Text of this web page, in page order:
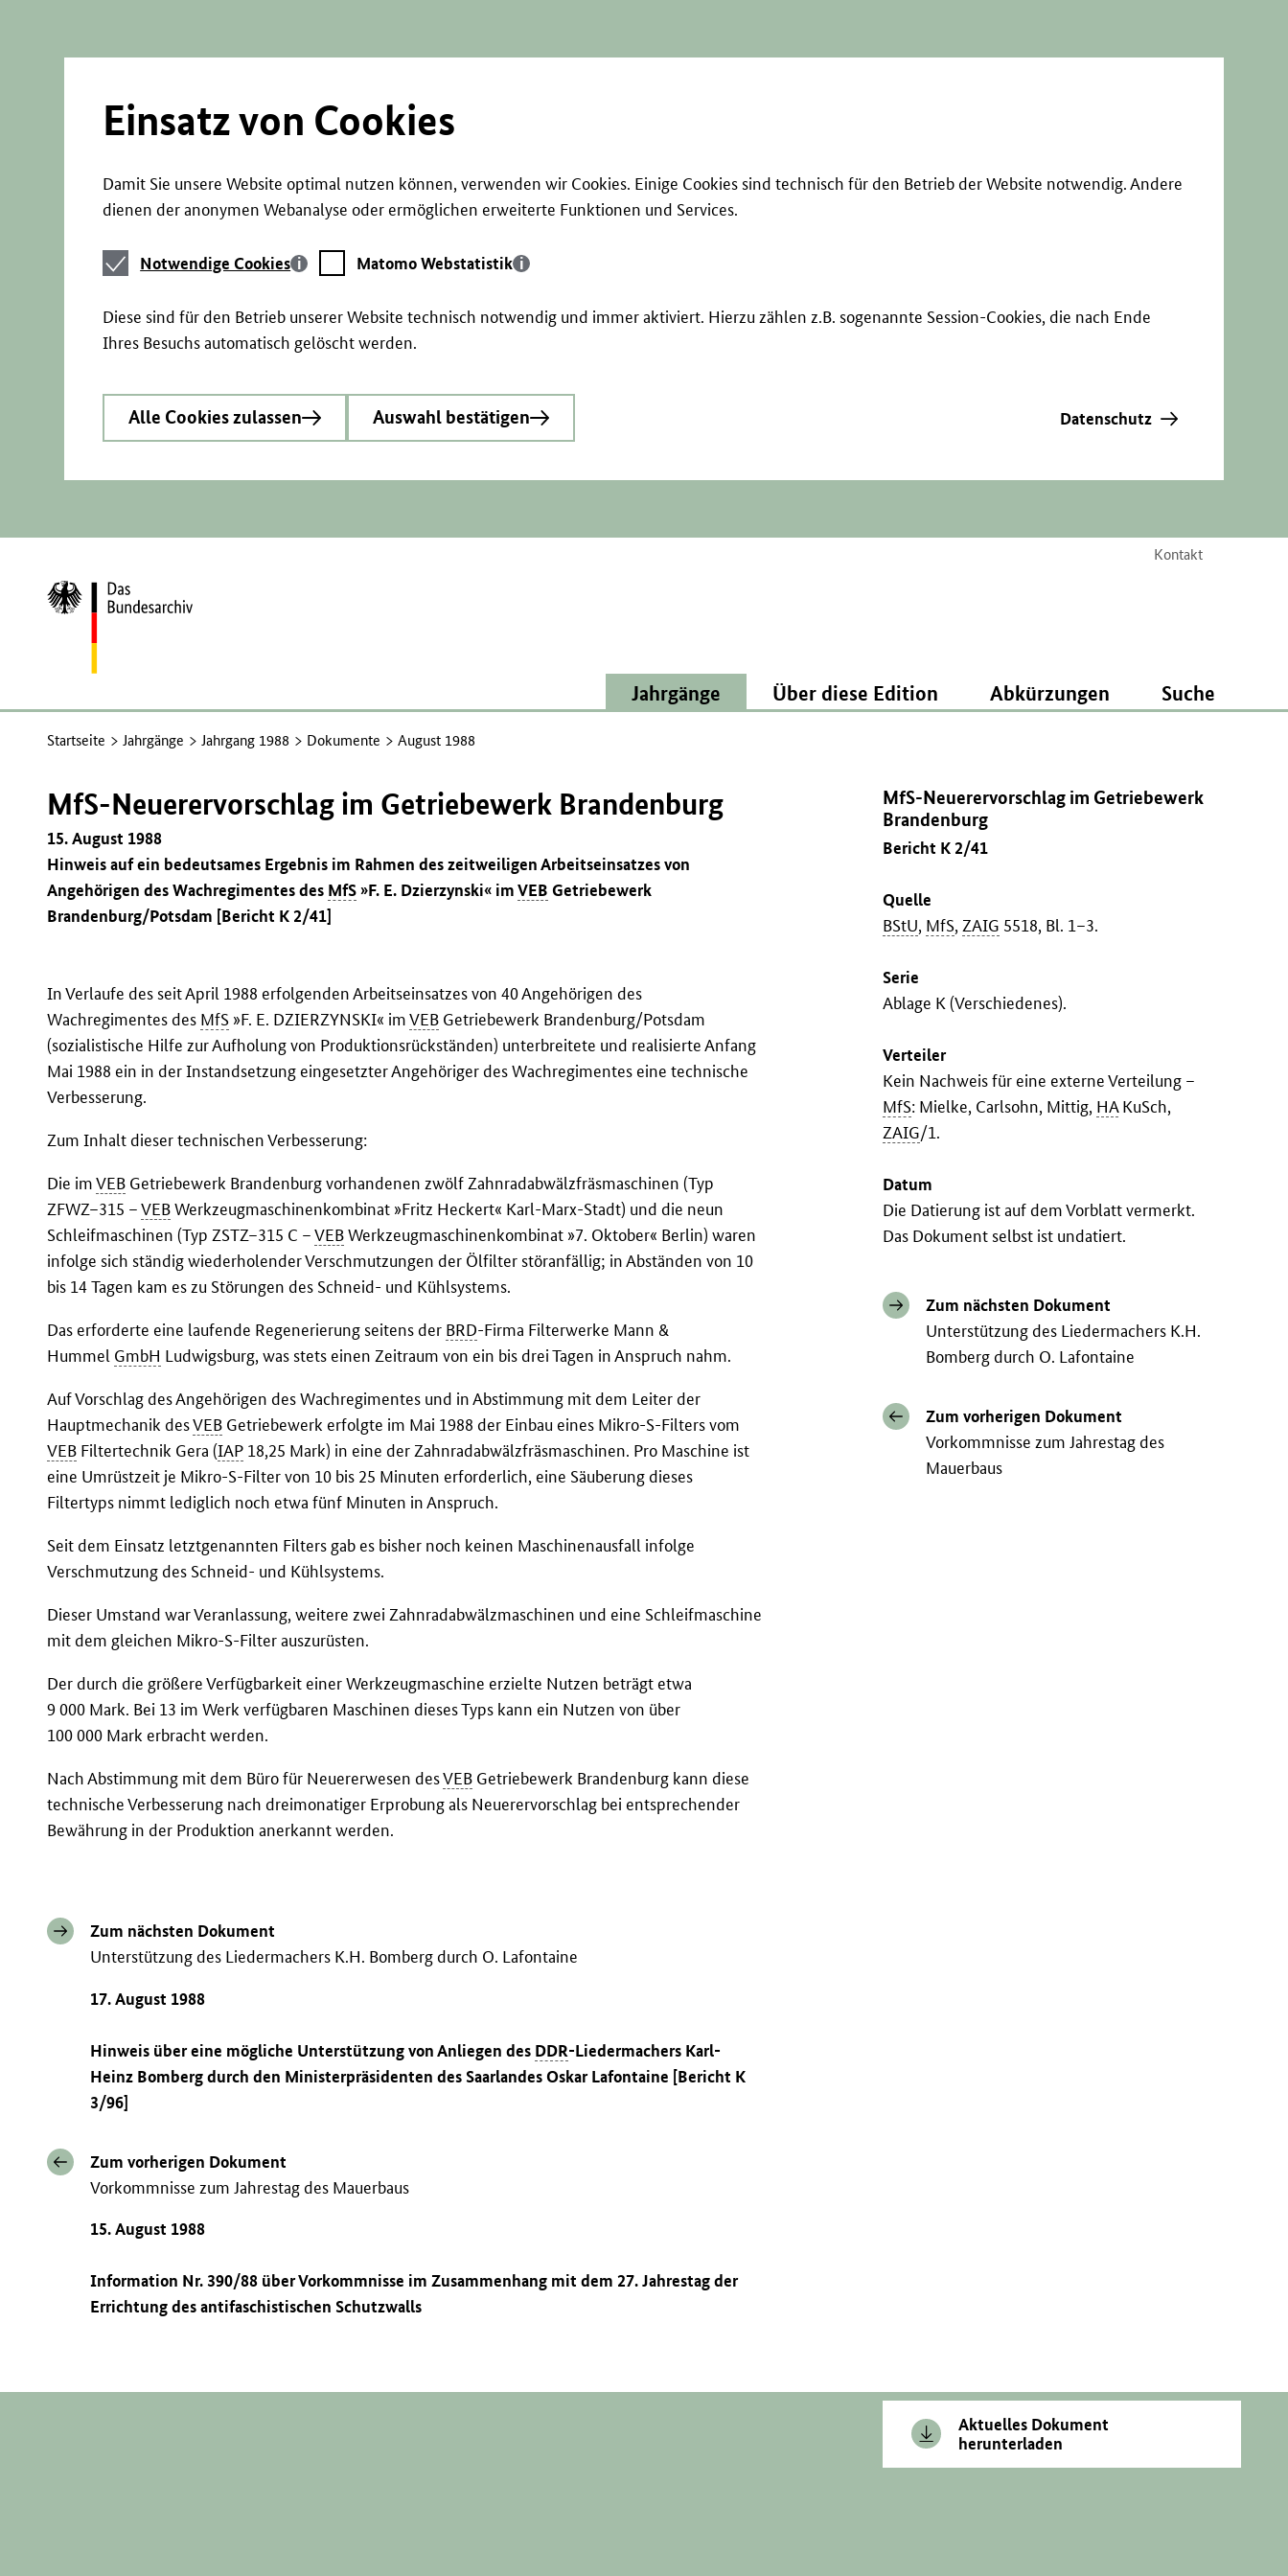
Einsatz von Cookies
Damit Sie unsere Website optimal nutzen können, verwenden wir Cookies. Einige Cookies sind technisch für den Betrieb der Website notwendig. Andere
dienen der anonymen Webanalyse oder ermöglichen erweiterte Funktionen und Services.
Notwendige
Cookies
Notwendige Cookies
Matomo
Webstatistik
Matomo Webstatistik
Diese sind für den Betrieb unserer Website technisch notwendig und immer aktiviert. Hierzu zählen z.B. sogenannte Session-Cookies, die nach Ende
Ihres Besuchs automatisch gelöscht werden.
Alle Cookies zulassen Auswahl bestätigen Datenschutz
Kontakt
Zur
Startseite
Jahrgänge Über diese Edition Abkürzungen Suche
Startseite Jahrgänge Jahrgang 1988 Dokumente August 1988
MfS-Neuerervorschlag im Getriebewerk
Brandenburg
Bericht K 2/41
Quelle
BStU, MfS,ZAIG 5518, Bl. 1–3.
Serie
Ablage K (Verschiedenes).
Verteiler
Kein Nachweis für eine externe Verteilung –
MfS: Mielke, Carlsohn, Mittig, HAKuSch,
ZAIG/1.
Datum
Die Datierung ist auf dem Vorblatt vermerkt.
Das Dokument selbst ist undatiert.
Zum nächsten Dokument
Unterstützung des Liedermachers K.H.
Bomberg durch O. Lafontaine
Zum vorherigen Dokument
Vorkommnisse zum Jahrestag des
Mauerbaus
MfS-Neuerervorschlag im Getriebewerk Brandenburg
15. August 1988
Hinweis auf ein bedeutsames Ergebnis im Rahmen des zeitweiligen Arbeitseinsatzes von
Angehörigen des Wachregimentes des MfS»F. E. Dzierzynski« imVEB Getriebewerk
Brandenburg/Potsdam [Bericht K 2/41]
In Verlaufe des seit April 1988 erfolgenden Arbeitseinsatzes von 40 Angehörigen des
Wachregimentes des MfS »F. E. DZIERZYNSKI« imVEB Getriebewerk Brandenburg/Potsdam
(sozialistische Hilfe zur Aufholung von Produktionsrückständen) unterbreitete und realisierte Anfang
Mai 1988 ein in der Instandsetzung eingesetzter Angehöriger des Wachregimentes eine technische
Verbesserung.
Zum Inhalt dieser technischen Verbesserung:
Die imVEB Getriebewerk Brandenburg vorhandenen zwölf Zahnradabwälzfräsmaschinen (Typ
ZFWZ–315 –VEBWerkzeugmaschinenkombinat »Fritz Heckert« Karl-Marx-Stadt) und die neun
Schleifmaschinen (Typ ZSTZ–315 C –VEBWerkzeugmaschinenkombinat »7. Oktober« Berlin) waren
infolge sich ständig wiederholender Verschmutzungen der Ölfilter störanfällig; in Abständen von 10
bis 14 Tagen kam es zu Störungen des Schneid- und Kühlsystems.
Das erforderte eine laufende Regenerierung seitens der BRD-Firma Filterwerke Mann &
Hummel GmbH Ludwigsburg, was stets einen Zeitraum von ein bis drei Tagen in Anspruch nahm.
Auf Vorschlag des Angehörigen des Wachregimentes und in Abstimmung mit dem Leiter der
Hauptmechanik desVEB Getriebewerk erfolgte im Mai 1988 der Einbau eines Mikro-S-Filters vom
VEB Filtertechnik Gera (IAP 18,25 Mark) in eine der Zahnradabwälzfräsmaschinen. Pro Maschine ist
eine Umrüstzeit je Mikro-S-Filter von 10 bis 25 Minuten erforderlich, eine Säuberung dieses
Filtertyps nimmt lediglich noch etwa fünf Minuten in Anspruch.
Seit dem Einsatz letztgenannten Filters gab es bisher noch keinen Maschinenausfall infolge
Verschmutzung des Schneid- und Kühlsystems.
Dieser Umstand war Veranlassung, weitere zwei Zahnradabwälzmaschinen und eine Schleifmaschine
mit dem gleichen Mikro-S-Filter auszurüsten.
Der durch die größere Verfügbarkeit einer Werkzeugmaschine erzielte Nutzen beträgt etwa
9 000 Mark. Bei 13 im Werk verfügbaren Maschinen dieses Typs kann ein Nutzen von über
100 000 Mark erbracht werden.
Nach Abstimmung mit dem Büro für Neuererwesen desVEB Getriebewerk Brandenburg kann diese
technische Verbesserung nach dreimonatiger Erprobung als Neuerervorschlag bei entsprechender
Bewährung in der Produktion anerkannt werden.
Zum nächsten Dokument
Unterstützung des Liedermachers K.H. Bomberg durch O. Lafontaine
17. August 1988
Hinweis über eine mögliche Unterstützung von Anliegen des DDR-Liedermachers Karl-
Heinz Bomberg durch den Ministerpräsidenten des Saarlandes Oskar Lafontaine [Bericht K
3/96]
Zum vorherigen Dokument
Vorkommnisse zum Jahrestag des Mauerbaus
15. August 1988
Information Nr. 390/88 über Vorkommnisse im Zusammenhang mit dem 27. Jahrestag der
Errichtung des antifaschistischen Schutzwalls
Aktuelles Dokument
herunterladen